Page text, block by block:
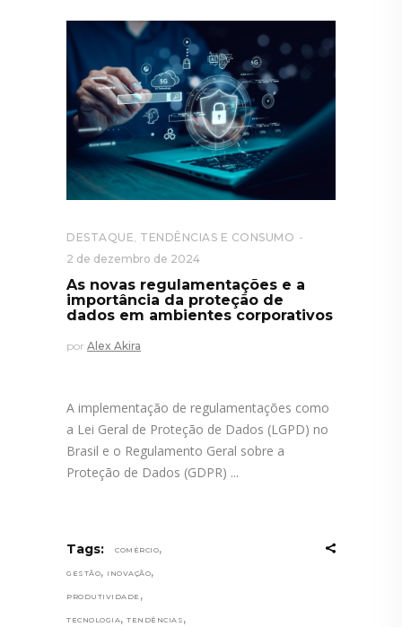
DESTAQUE TENDÊNCIAS E CONSUMO
2 de dezembro de 2024
As novas regulamentações e a
importância da proteção de
dados em ambientes corporativos
por Alex Akira
A implementação de regulamentações como
a Lei Geral de Proteção de Dados (LGPD) no
Brasil e o Regulamento Geral sobre a
Proteção de Dados (GDPR)
Tags: COMÉRCIO,
GESTÃO, INOVAÇÃO,
PRODUTIVIDADE ,
TECNOLOGIA , TENDÊNCIAS ,